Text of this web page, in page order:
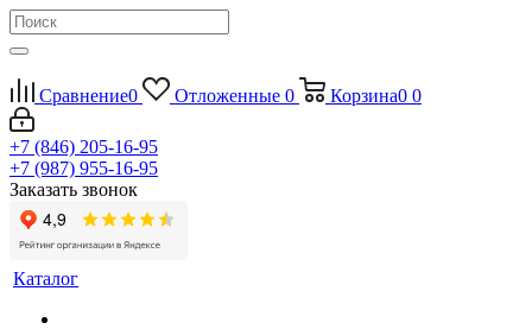
Сравнение0 Отложенные 0 Корзина0 0
+7 (846) 205-16-95
+7 (987) 955-16-95
Заказать звонок
Каталог